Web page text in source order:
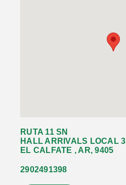
RUTA 11 SN
HALL ARRIVALS LOCAL 3
EL CALFATE , AR, 9405
2902491398